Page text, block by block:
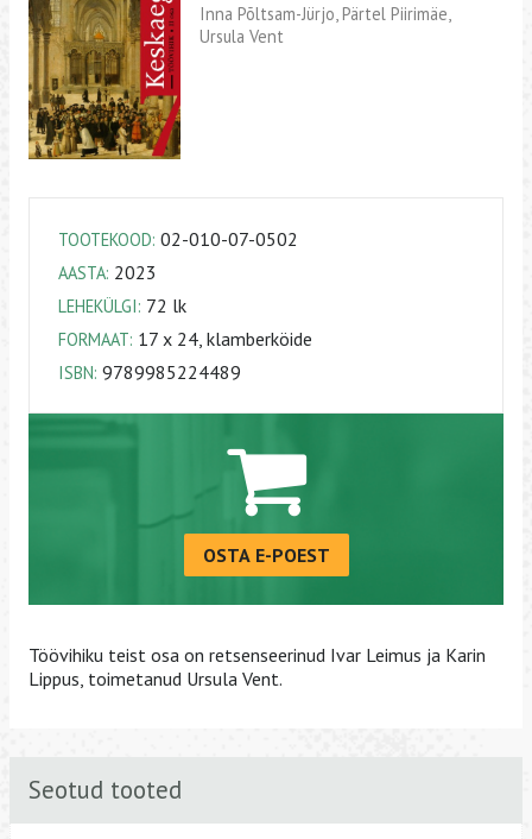
Inna Põltsam-Jürjo, Pärtel Piirimäe,
Ursula Vent
TOOTEKOOD: 02-010-07-0502
AASTA: 2023
LEHEKÜLGI: 72 lk
FORMAAT: 17 x 24, klamberköide
ISBN: 9789985224489
OSTA E-POEST
Töövihiku teist osa on retsenseerinud Ivar Leimus ja Karin
Lippus, toimetanud Ursula Vent.
Seotud tooted